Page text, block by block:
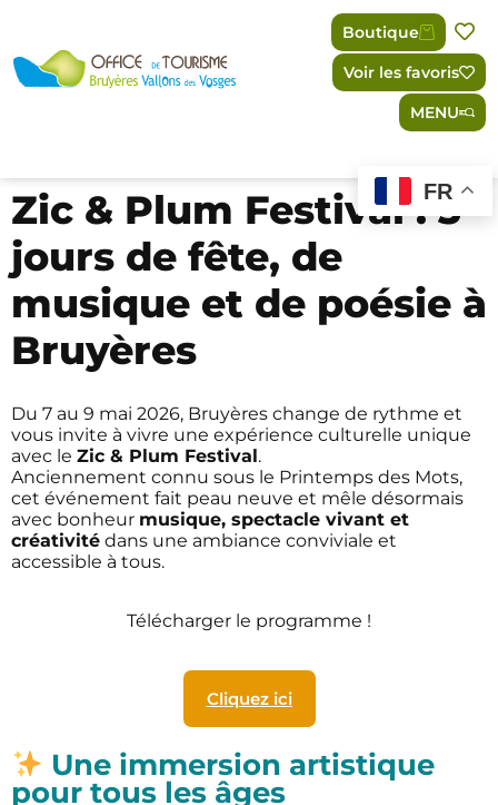
Boutique
Voir les favoris
MENU
FR
Zic & Plum Festival : 3
jours de fête, de
musique et de poésie à
Bruyères
Du 7 au 9 mai 2026, Bruyères change de rythme et
vous invite à vivre une expérience culturelle unique
avec le Zic & Plum Festival.
Anciennement connu sous le Printemps des Mots,
cet événement fait peau neuve et mêle désormais
avec bonheur musique, spectacle vivant et
créativité dans une ambiance conviviale et
accessible à tous.
Télécharger le programme !
Cliquez ici
Une immersion artistique
pour tous les âges